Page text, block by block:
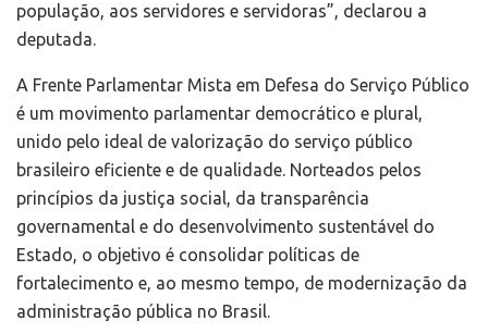
população, aos servidores e servidoras”, declarou a
deputada.
A Frente Parlamentar Mista em Defesa do Serviço Público
é um movimento parlamentar democrático e plural,
unido pelo ideal de valorização do serviço público
brasileiro eficiente e de qualidade. Norteados pelos
princípios da justiça social, da transparência
governamental e do desenvolvimento sustentável do
Estado, o objetivo é consolidar políticas de
fortalecimento e, ao mesmo tempo, de modernização da
administração pública no Brasil.